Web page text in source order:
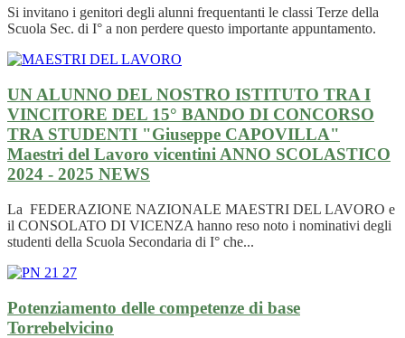
Si invitano i genitori degli alunni frequentanti le classi Terze della
Scuola Sec. di I° a non perdere questo importante appuntamento.
UN ALUNNO DEL NOSTRO ISTITUTO TRA I
VINCITORE DEL 15° BANDO DI CONCORSO
TRA STUDENTI "Giuseppe CAPOVILLA"
Maestri del Lavoro vicentini ANNO SCOLASTICO
2024 - 2025 NEWS
La FEDERAZIONE NAZIONALE MAESTRI DEL LAVORO e
il CONSOLATO DI VICENZA hanno reso noto i nominativi degli
studenti della Scuola Secondaria di I° che...
Potenziamento delle competenze di base
Torrebelvicino